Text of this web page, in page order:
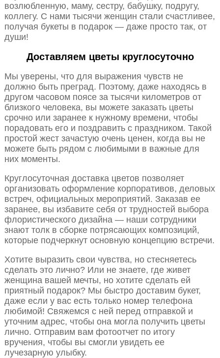
возлюбленную, маму, сестру, бабушку, подругу,
коллегу. С нами тысячи женщин стали счастливее,
получая букеты в подарок — даже просто так, от
души!
Доставляем цветы круглосуточно
Мы уверены, что для выражения чувств не
должно быть преград. Поэтому, даже находясь в
другом часовом поясе за тысячи километров от
близкого человека, вы можете заказать цветы
срочно или заранее к нужному времени, чтобы
порадовать его и поздравить с праздником. Такой
простой жест зачастую очень ценен, когда вы не
можете быть рядом с любимыми в важные для
них моменты.
Круглосуточная доставка цветов позволяет
организовать оформление корпоративов, деловых
встреч, официальных мероприятий. Заказав ее
заранее, вы избавите себя от трудностей выбора
флористического дизайна — наши сотрудники
знают толк в сборке потрясающих композиций,
которые подчеркнут основную концепцию встречи.
Хотите выразить свои чувства, но стесняетесь
сделать это лично? Или не знаете, где живет
женщина вашей мечты, но хотите сделать ей
приятный подарок? Мы быстро доставим букет,
даже если у вас есть только номер телефона
любимой! Свяжемся с ней перед отправкой и
уточним адрес, чтобы она могла получить цветы
лично. Отправим вам фотоотчет по итогу
вручения, чтобы вы смогли увидеть ее
лучезарную улыбку.